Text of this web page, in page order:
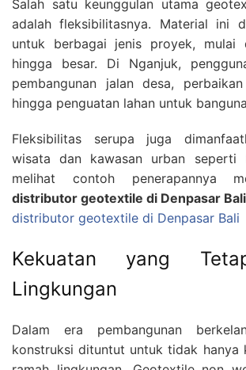
Salah satu keunggulan utama
adalah fleksibilitasnya. Material ini
untuk berbagai jenis proyek, mulai
hingga besar. Di Nganjuk,
pembangunan jalan desa,
hingga penguatan lahan untuk
Fleksibilitas serupa juga
wisata dan kawasan urban seperti
melihat contoh penerapannya
distributor geotextile di Denpasar Bali
distributor geotextile di Denpasar Bali
Kekuatan yang
Lingkungan
Dalam era pembangunan
konstruksi dituntut untuk tidak hanya